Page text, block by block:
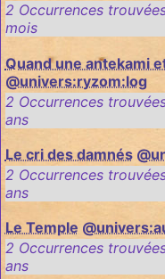
2 Occurrences
mois
Quand une antekami
@univers:ryzom:log
2 Occurrences
ans
Le cri des damnés
2 Occurrences
ans
Le Temple
2 Occurrences
ans